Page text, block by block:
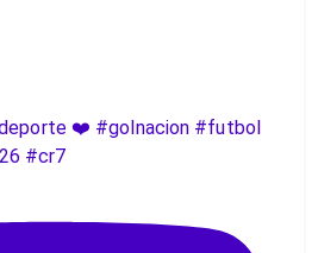
❤️ #golnacion #futbol
#cr7